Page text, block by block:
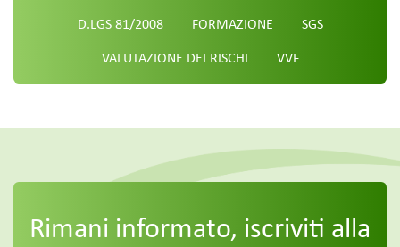
D.LGS 81/2008
FORMAZIONE
SGS
VALUTAZIONE DEI RISCHI
VVF
Rimani informato, iscriviti alla